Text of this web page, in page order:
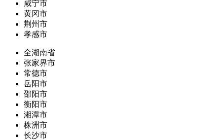
咸宁市
黄冈市
荆州市
孝感市
全湖南省
张家界市
常德市
岳阳市
邵阳市
衡阳市
湘潭市
株洲市
长沙市